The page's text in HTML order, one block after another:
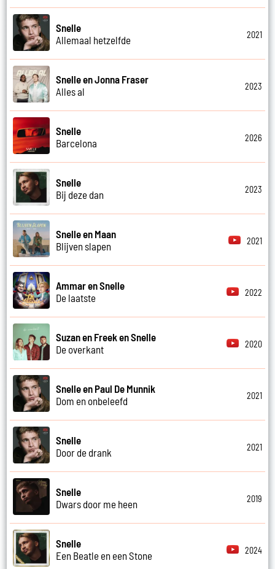
Snelle
Allemaal hetzelfde
2021
Snelle en Jonna Fraser
Alles al
2023
Snelle
Barcelona
2026
Snelle
Bij deze dan
2023
Snelle en Maan
Blijven slapen
2021
Ammar en Snelle
De laatste
2022
Suzan en Freek en Snelle
De overkant
2020
Snelle en Paul De Munnik
Dom en onbeleefd
2021
Snelle
Door de drank
2021
Snelle
Dwars door me heen
2019
Snelle
Een Beatle en een Stone
2024